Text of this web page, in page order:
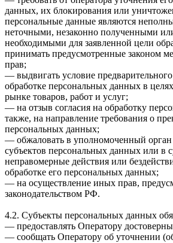
данных, их блокирования или
персональные данные являются
неточными, незаконно полученными
необходимыми для заявленной цели
принимать предусмотренные законом
прав;
— выдвигать условие предварительного
обработке персональных данных в
рынке товаров, работ и услуг;
— на отзыв согласия на обработку
также, на направление требования о
персональных данных;
— обжаловать в уполномоченный орган
субъектов персональных данных или в
неправомерные действия или
обработке его персональных данных;
— на осуществление иных прав,
законодательством РФ.
4.2. Субъекты персональных данных
— предоставлять Оператору
— сообщать Оператору об уточнении